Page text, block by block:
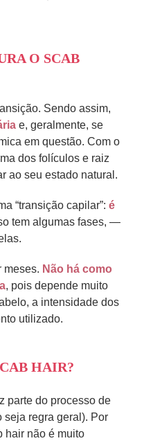
O SCAB
Sendo assim,
e, geralmente, se
em questão. Com o
dos folículos e raiz
ao seu estado natural.
“transição capilar”: é
tem algumas fases, —
meses. Não há como
, pois depende muito
a intensidade dos
utilizado.
HAIR?
parte do processo de
seja regra geral). Por
hair não é muito